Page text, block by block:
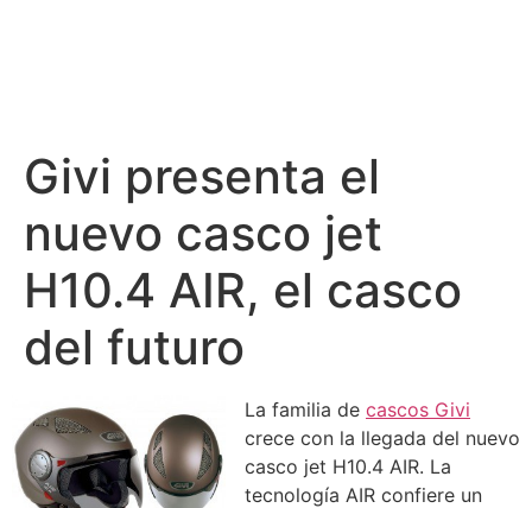
Givi presenta el
nuevo casco jet
H10.4 AIR, el casco
del futuro
La familia de cascos Givi
crece con la llegada del nuevo
casco jet H10.4 AIR. La
tecnología AIR confiere un